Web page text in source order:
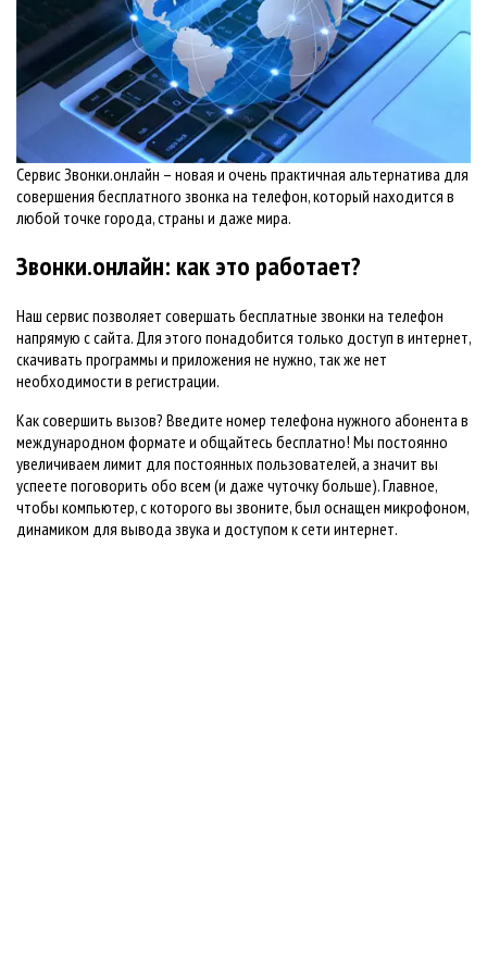
Сервис Звонки.онлайн – новая и очень практичная альтернатива для
совершения бесплатного звонка на телефон, который находится в
любой точке города, страны и даже мира.
Звонки.онлайн: как это работает?
Наш сервис позволяет совершать бесплатные звонки на телефон
напрямую с сайта. Для этого понадобится только доступ в интернет,
скачивать программы и приложения не нужно, так же нет
необходимости в регистрации.
Как совершить вызов? Введите номер телефона нужного абонента в
международном формате и общайтесь бесплатно! Мы постоянно
увеличиваем лимит для постоянных пользователей, а значит вы
успеете поговорить обо всем (и даже чуточку больше). Главное,
чтобы компьютер, с которого вы звоните, был оснащен микрофоном,
динамиком для вывода звука и доступом к сети интернет.